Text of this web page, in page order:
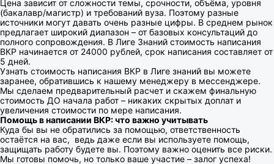
Цена зависит от сложности темы, срочности, объёма, уровня
(бакалавр/магистр) и требований вуза. Поэтому разные
источники могут давать очень разные цифры. В среднем рынок
предлагает широкий диапазон – от базовых консультаций до
полного сопровождения. В Лиге Знаний стоимость написания
ВКР начинается от 24000 рублей, срок написания составляет от
5 дней.
Узнать стоимость написания ВКР в Лиге знаний вы можете
заранее, обратившись к нашему менеджеру в мессенджере.
Мы сделаем предварительный расчет и скажем финальную
стоимость ДО начала работ – никаких скрытых доплат и
увеличения стоимости по мере написания.
Помощь в написании ВКР: что важно учитывать
Куда бы вы не обратились за помощью, ответственность
остаётся на вас, ведь даже если вы используете помощь,
защищать работу будете вы. Поэтому важно оценить все риски.
Мы готовы помочь, но только ваше участие – залог успеха!